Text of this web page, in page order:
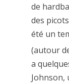
de
des
été un
(autour
a